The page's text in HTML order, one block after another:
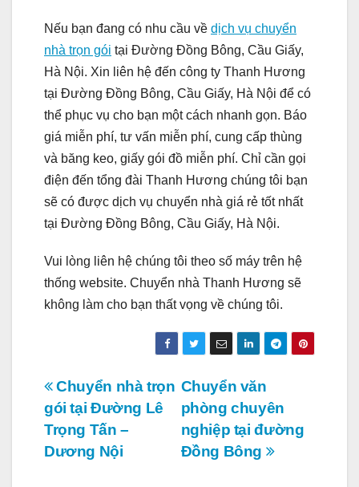
Nếu bạn đang có nhu cầu về dịch vụ chuyển
nhà trọn gói tại Đường Đồng Bông, Cầu Giấy,
Hà Nội. Xin liên hệ đến công ty Thanh Hương
tại Đường Đồng Bông, Cầu Giấy, Hà Nội để có
thể phục vụ cho bạn một cách nhanh gọn. Báo
giá miễn phí, tư vấn miễn phí, cung cấp thùng
và băng keo, giấy gói đồ miễn phí. Chỉ cần gọi
điện đến tổng đài Thanh Hương chúng tôi bạn
sẽ có được dịch vụ chuyển nhà giá rẻ tốt nhất
tại Đường Đồng Bông, Cầu Giấy, Hà Nội.
Vui lòng liên hệ chúng tôi theo số máy trên hệ
thống website. Chuyển nhà Thanh Hương sẽ
không làm cho bạn thất vọng về chúng tôi.
Điều
hướng
bài
Chuyển văn
phòng chuyên
nghiệp tại đường
Đồng Bông
Chuyển nhà trọn
gói tại Đường Lê
Trọng Tấn –
Dương Nội